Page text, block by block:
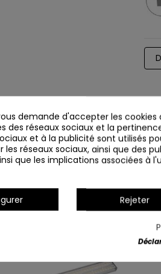
demande d'accepter les
des réseaux sociaux et la
et à la publicité sont utilisés
les réseaux sociaux, ainsi que des
que les implications associées à
Rejeter